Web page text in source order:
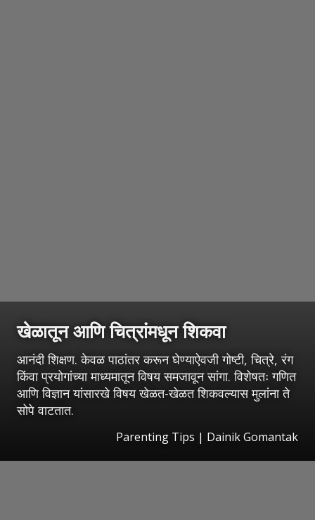
खेळातून आणि चित्रांमधून शिकवा
आनंदी शिक्षण. केवळ पाठांतर करून घेण्याऐवजी गोष्टी, चित्रे, रंग
किंवा प्रयोगांच्या माध्यमातून विषय समजावून सांगा. विशेषतः गणित
आणि विज्ञान यांसारखे विषय खेळत-खेळत शिकवल्यास मुलांना ते
सोपे वाटतात.
Parenting Tips | Dainik Gomantak